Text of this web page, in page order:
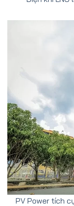
PV Power tích